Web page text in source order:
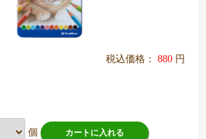
税込価格： 880 円
個 カートに入れる